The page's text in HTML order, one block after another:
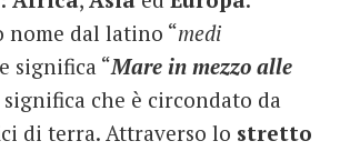
nome dal latino “medi
significa “Mare in mezzo alle
significa che è circondato da
di terra. Attraverso lo stretto